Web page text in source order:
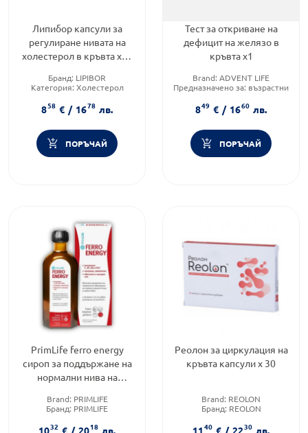
Липибор капсули за
регулиране нивата на
холестерол в кръвта х30
Бранд: LIPIBOR
Категория: Холестерол
858 € / 1678 лв.
ПОРЪЧАЙ
Тест за откриване на
дефицит на желязо в
кръвта х1
Brand: ADVENT LIFE
Предназначено за: възрастни
ленти
849 € / 1660 лв.
ПОРЪЧАЙ
PrimLife ferro energy
сироп за поддържане на
нормални нива на
Brand: PRIMLIFE
Бранд: PRIMLIFE
1032 € / 2018 лв.
Реолон за циркулация на
кръвта капсули х 30
Brand: REOLON
Бранд: REOLON
1140 € / 2230 лв.